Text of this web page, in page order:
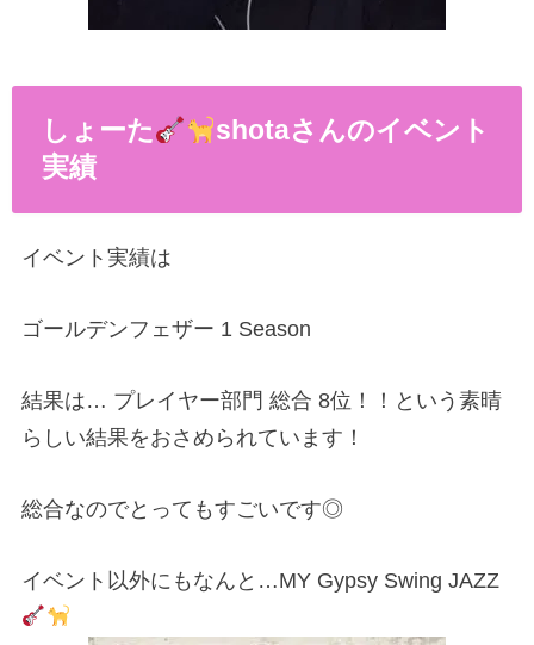
しょーた
shotaさんのイベント
実績
イベント実績は
ゴールデンフェザー 1 Season
結果は… プレイヤー部門 総合 8位！！という素晴
らしい結果をおさめられています！
総合なのでとってもすごいです◎
イベント以外にもなんと…MY Gypsy Swing JAZZ